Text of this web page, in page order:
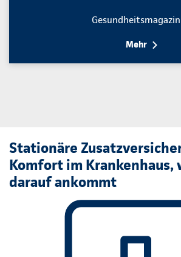
Gesundheitsmagazin
Mehr
Stationäre
Komfort im Krankenhaus,
darauf ankommt